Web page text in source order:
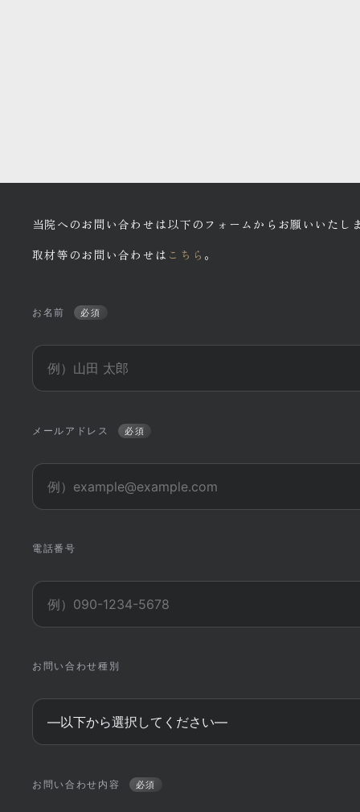
当院へのお問い合わせは以下のフォームからお願いいたし
取材等のお問い合わせは こちら 。
お名前 必須
メールアドレス 必須
電話番号
お問い合わせ種別
お問い合わせ内容 必須